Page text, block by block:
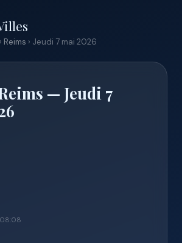
› Reims › Jeudi 7 mai 2026
— Jeudi 7